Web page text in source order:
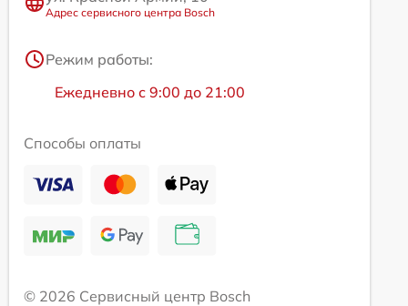
Адрес сервисного центра Bosch
Режим работы:
Ежедневно с 9:00 до 21:00
Способы оплаты
© 2026 Сервисный центр Bosch